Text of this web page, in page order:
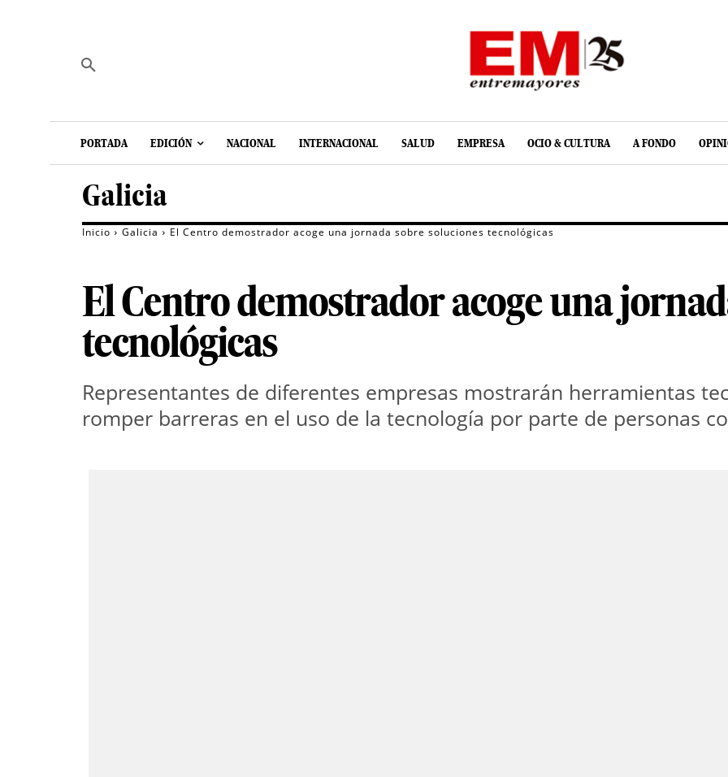
PORTADA EDICIÓN NACIONAL INTERNACIONAL SALUD EMPRESA OCIO & CULTURA A FONDO
Galicia
Inicio Galicia El Centro demostrador acoge una jornada sobre soluciones tecnológicas
El Centro demostrador acoge una
tecnológicas
Representantes de diferentes empresas mostrarán herramientas
romper barreras en el uso de la tecnología por parte de personas